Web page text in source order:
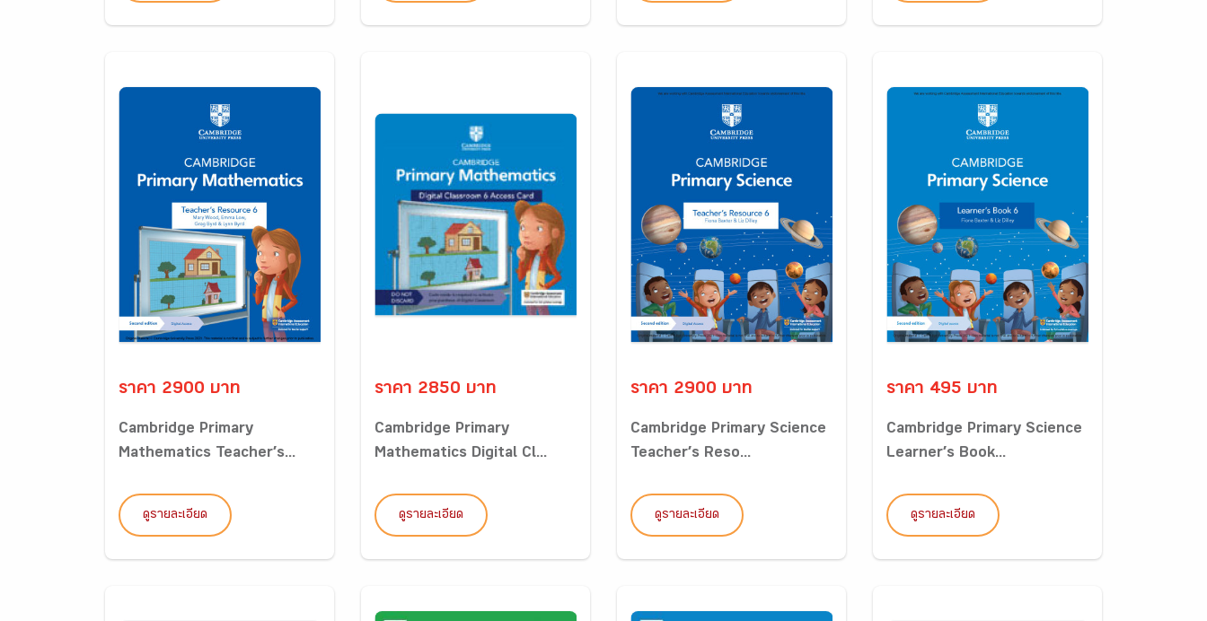
ราคา 2900 บาท
Cambridge Primary
Mathematics Teacher’s...
ดูรายละเอียด
ราคา 2850 บาท
Cambridge Primary
Mathematics Digital Cl...
ดูรายละเอียด
ราคา 2900 บาท
Cambridge Primary Science
Teacher’s Reso...
ดูรายละเอียด
ราคา 495 บาท
Cambridge Primary Science
Learner’s Book...
ดูรายละเอียด